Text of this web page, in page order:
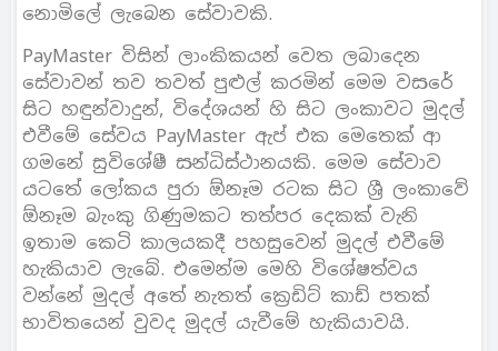
නොමිලේ ලැබෙන සේවාවකි.
PayMaster විසින් ලාංකිකයන් වෙත ලබාදෙන
සේවාවන් තව තවත් පුළුල් කරමින් මෙම වසරේ
සිට හඳුන්වාදුන්, විදේශයන් හි සිට ලංකාවට මුදල්
එවීමේ සේවය PayMaster ඇප් එක මෙතෙක් ආ
ගමනේ සුවිශේෂී සන්ධිස්ථානයකි. මෙම සේවාව
යටතේ ලෝකය පුරා ඕනෑම රටක සිට ශ්‍රී ලංකාවේ
ඕනෑම බැංකු ගිණුමකට තත්පර දෙකක් වැනි
ඉතාම කෙටි කාලයකදී පහසුවෙන් මුදල් එවීමේ
හැකියාව ලැබේ. එමෙන්ම මෙහි විශේෂත්වය
වන්නේ මුදල් අතේ නැතත් ක්‍රෙඩිට් කාඩ් පතක්
භාවිතයෙන් වුවද මුදල් යැවීමේ හැකියාවයි.